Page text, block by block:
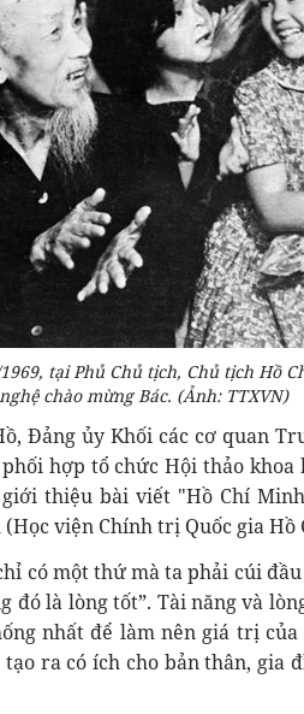
tại Phủ Chủ tịch, Chủ tịch Hồ
chào mừng Bác. (Ảnh: TTXVN)
Đảng ủy Khối các cơ quan
hợp tổ chức Hội thảo khoa
thiệu bài viết "Hồ Chí
viện Chính trị Quốc gia
có một thứ mà ta phải cúi
là lòng tốt”. Tài năng và
nhất để làm nên giá trị
ra có ích cho bản thân, gia